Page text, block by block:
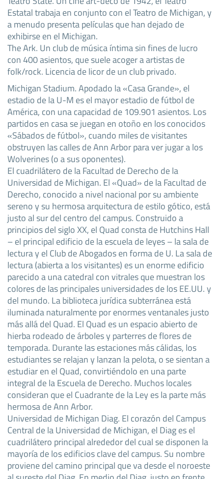
Estatal trabaja en conjunto con el Teatro de Michigan, y
a menudo presenta películas que han dejado de
exhibirse en el Michigan.
The Ark. Un club de música íntima sin fines de lucro
con 400 asientos, que suele acoger a artistas de
folk/rock. Licencia de licor de un club privado.
Michigan Stadium. Apodado la «Casa Grande», el
estadio de la U-M es el mayor estadio de fútbol de
América, con una capacidad de 109.901 asientos. Los
partidos en casa se juegan en otoño en los conocidos
«Sábados de fútbol», cuando miles de visitantes
obstruyen las calles de Ann Arbor para ver jugar a los
Wolverines (o a sus oponentes).
El cuadrilátero de la Facultad de Derecho de la
Universidad de Michigan. El «Quad» de la Facultad de
Derecho, conocido a nivel nacional por su ambiente
sereno y su hermosa arquitectura de estilo gótico, está
justo al sur del centro del campus. Construido a
principios del siglo XX, el Quad consta de Hutchins Hall
– el principal edificio de la escuela de leyes – la sala de
lectura y el Club de Abogados en forma de U. La sala de
lectura (abierta a los visitantes) es un enorme edificio
parecido a una catedral con vitrales que muestran los
colores de las principales universidades de los EE.UU. y
del mundo. La biblioteca jurídica subterránea está
iluminada naturalmente por enormes ventanales justo
más allá del Quad. El Quad es un espacio abierto de
hierba rodeado de árboles y parterres de flores de
temporada. Durante las estaciones más cálidas, los
estudiantes se relajan y lanzan la pelota, o se sientan a
estudiar en el Quad, convirtiéndolo en una parte
integral de la Escuela de Derecho. Muchos locales
consideran que el Cuadrante de la Ley es la parte más
hermosa de Ann Arbor.
Universidad de Michigan Diag. El corazón del Campus
Central de la Universidad de Michigan, el Diag es el
cuadrilátero principal alrededor del cual se disponen la
mayoría de los edificios clave del campus. Su nombre
proviene del camino principal que va desde el noroeste